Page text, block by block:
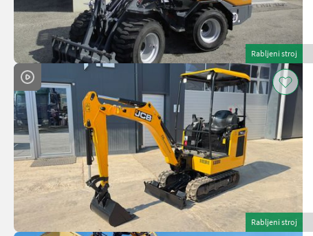
Rabljeni stroj
Rabljeni stroj